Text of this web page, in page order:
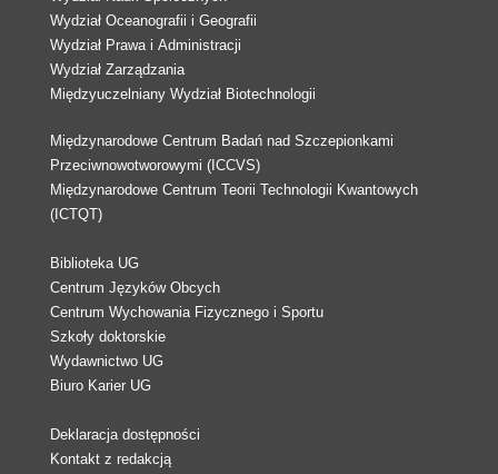
Wydział Oceanografii i Geografii
Wydział Prawa i Administracji
Wydział Zarządzania
Międzyuczelniany Wydział Biotechnologii
Międzynarodowe Centrum Badań nad Szczepionkami
Przeciwnowotworowymi (ICCVS)
Międzynarodowe Centrum Teorii Technologii Kwantowych
(ICTQT)
Biblioteka UG
Centrum Języków Obcych
Centrum Wychowania Fizycznego i Sportu
Szkoły doktorskie
Wydawnictwo UG
Biuro Karier UG
Deklaracja dostępności
Kontakt z redakcją